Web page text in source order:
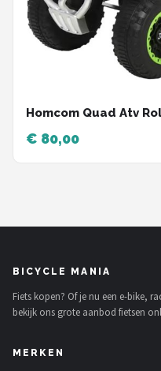
Homcom Quad Atv
€ 80,00
BICYCLE MANIA
Fiets kopen? Of je nu een e-bike,
bekijk ons grote aanbod fietsen
MERKEN